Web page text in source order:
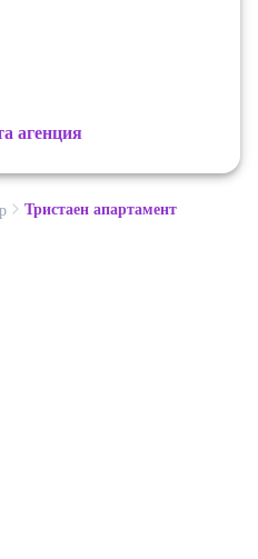
в един
агенция
Тристаен апартамент